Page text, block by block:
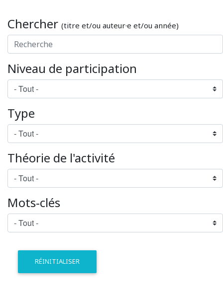
Chercher (titre et/ou auteur·e et/ou année)
Niveau de participation
Type
Théorie de l'activité
Mots-clés
RÉINITIALISER